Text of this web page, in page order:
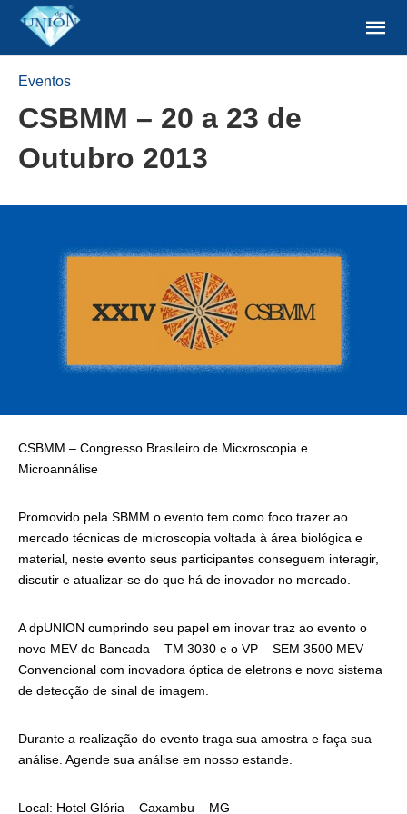
Eventos
CSBMM – 20 a 23 de
Outubro 2013
CSBMM – Congresso Brasileiro de Micxroscopia e
Microannálise
Promovido pela SBMM o evento tem como foco trazer ao
mercado técnicas de microscopia voltada à área biológica e
material, neste evento seus participantes conseguem interagir,
discutir e atualizar-se do que há de inovador no mercado.
A dpUNION cumprindo seu papel em inovar traz ao evento o
novo MEV de Bancada – TM 3030 e o VP – SEM 3500 MEV
Convencional com inovadora óptica de eletrons e novo sistema
de detecção de sinal de imagem.
Durante a realização do evento traga sua amostra e faça sua
análise. Agende sua análise em nosso estande.
Local: Hotel Glória – Caxambu – MG